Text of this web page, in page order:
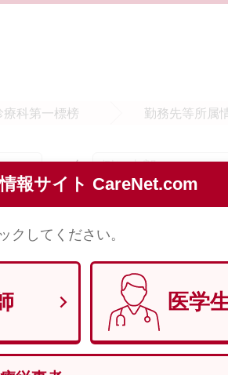
報サイト CareNet.com
クしてください。
医学
療科第一標榜 勤務先等 所属
名
メイ
い。
さい。 （例）1970年1月29日 → 19700129